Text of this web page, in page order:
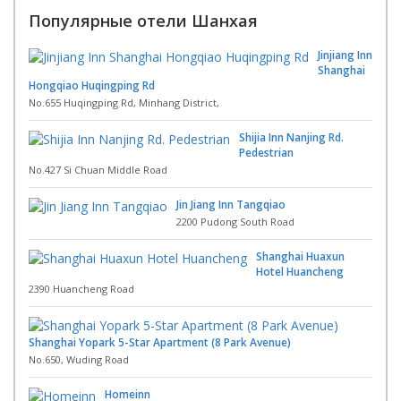
Популярные отели Шанхая
Jinjiang Inn
Shanghai
Hongqiao Huqingping Rd
No.655 Huqingping Rd, Minhang District,
Shijia Inn Nanjing Rd.
Pedestrian
No.427 Si Chuan Middle Road
Jin Jiang Inn Tangqiao
2200 Pudong South Road
Shanghai Huaxun
Hotel Huancheng
2390 Huancheng Road
Shanghai Yopark 5-Star Apartment (8 Park Avenue)
No.650, Wuding Road
Homeinn